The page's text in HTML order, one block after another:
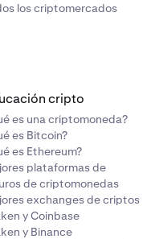
xStocks no está
LOOKS, MAT, MC,
NODE, NODL,
OXY, PARA, PARTI,
REQ, REZ, RHEA,
RVV, SAROS, SCA,
SNT, SOGNI, SPICE,
TAC, TAKE, TANSSI,
VELVET, VGX,
WOO, XAVA, XNAP,
los criptomercados
cripto
es una criptomoneda?
es Bitcoin?
es Ethereum?
plataformas de
de criptomonedas
exchanges de criptos
y Coinbase
y Binance